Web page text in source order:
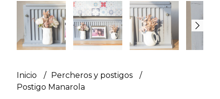
Inicio
Percheros y postigos
Postigo Manarola